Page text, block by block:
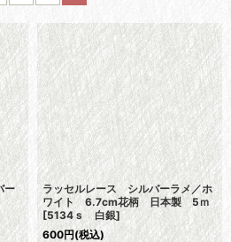
絞り込む
ー
ラッセルレース シルバーラメ／ホ
ワイト 6.7cm花柄 日本製 5ｍ
[5134ｓ 白銀]
600円(税込)